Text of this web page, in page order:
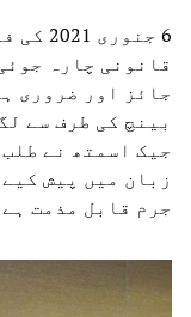
6
قانونی چارہ
جائز اور ضروری
بینچ کی طرف سے
جیک اسمتھ نے
زبان میں پیش
جرم قابل مذمت